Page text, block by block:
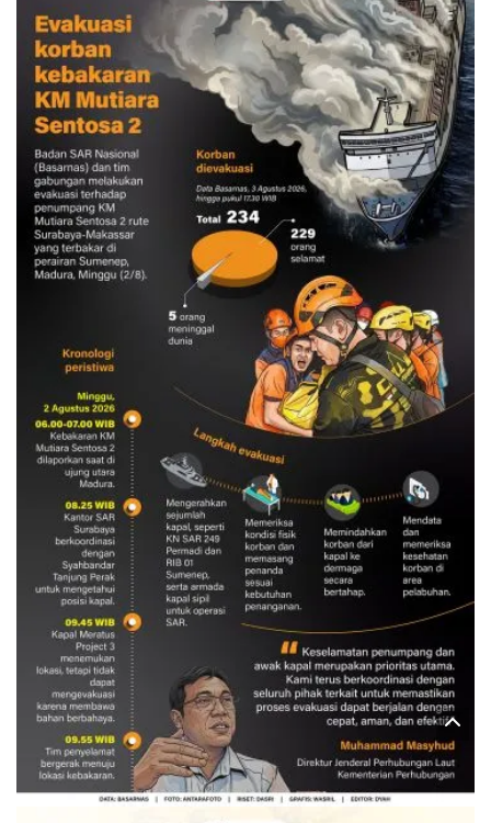
Evakuasi korban kebakaran KM
Mutiara Sentosa 2
3 Agustus 2026